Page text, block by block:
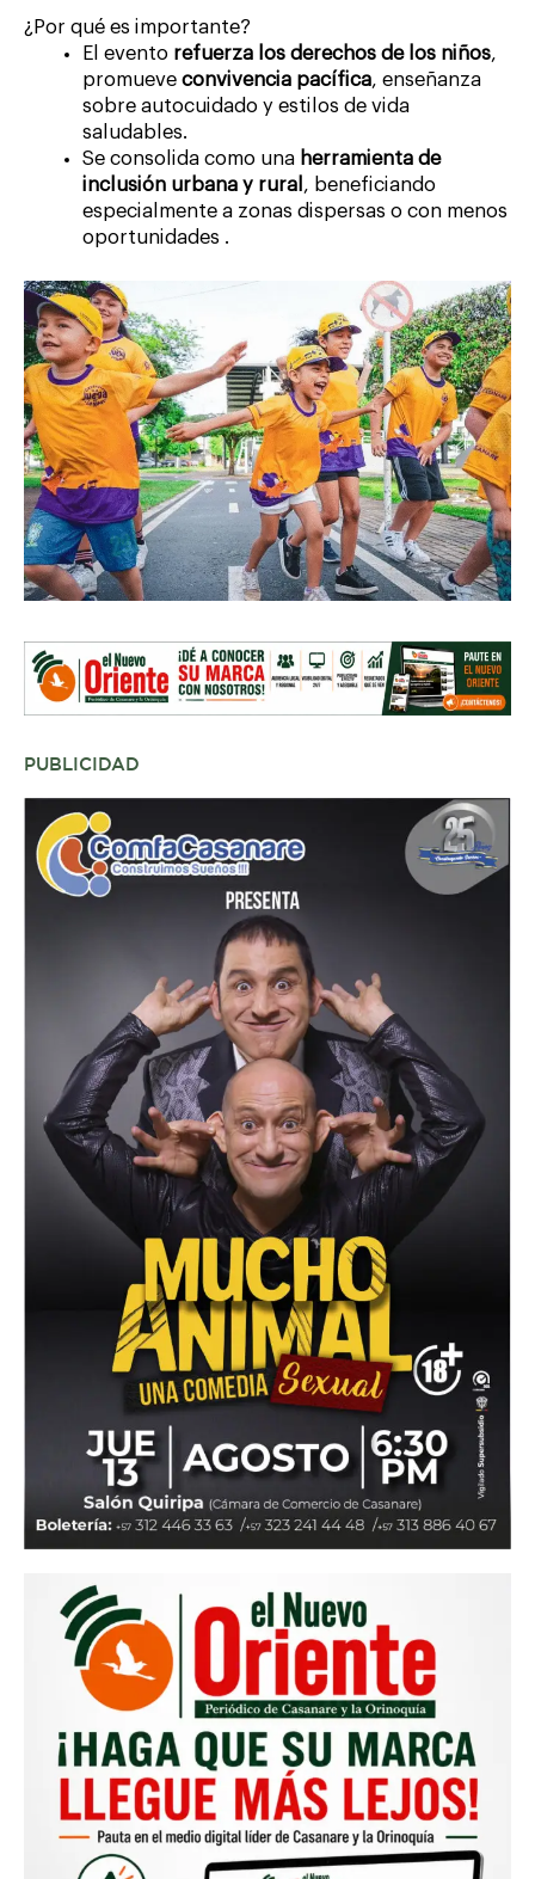
¿Por qué es importante?
El evento refuerza los derechos de los niños,
promueveconvivencia pacífica, enseñanza
sobre autocuidado y estilos de vida
saludables.
Se consolida como una herramienta de
inclusión urbana y rural , beneficiando
especialmente a zonas dispersas o con menos
oportunidades .
PUBLICIDAD